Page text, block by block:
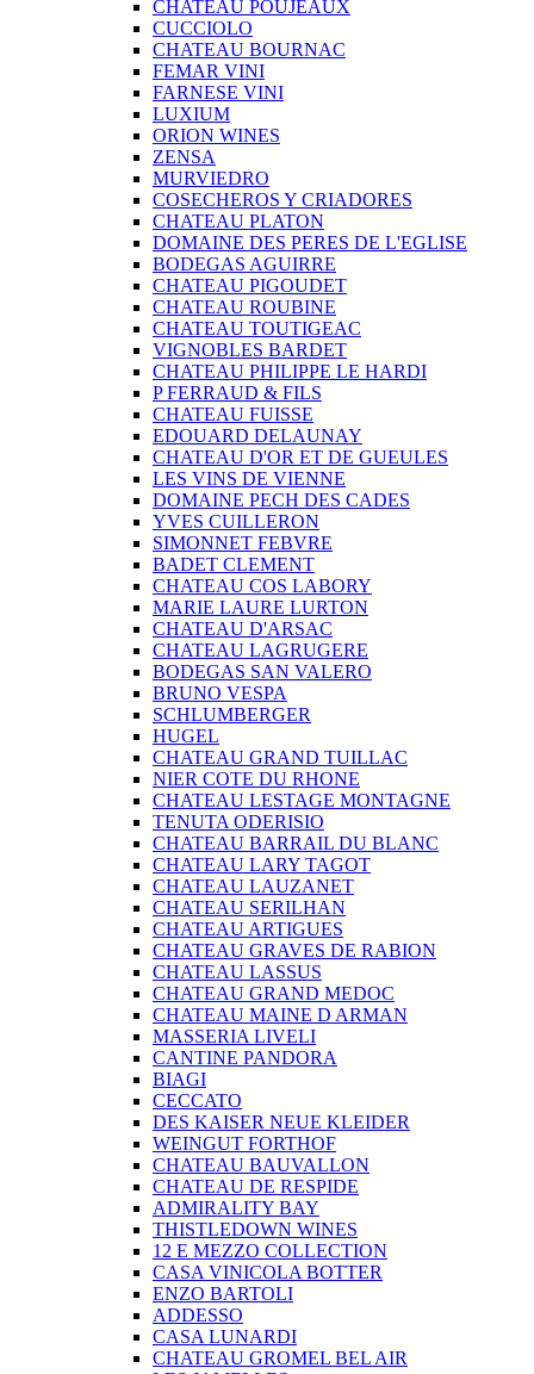
CHATEAU POUJEAUX
CUCCIOLO
CHATEAU BOURNAC
FEMAR VINI
FARNESE VINI
LUXIUM
ORION WINES
ZENSA
MURVIEDRO
COSECHEROS Y CRIADORES
CHATEAU PLATON
DOMAINE DES PERES DE L'EGLISE
BODEGAS AGUIRRE
CHATEAU PIGOUDET
CHATEAU ROUBINE
CHATEAU TOUTIGEAC
VIGNOBLES BARDET
CHATEAU PHILIPPE LE HARDI
P FERRAUD & FILS
CHATEAU FUISSE
EDOUARD DELAUNAY
CHATEAU D'OR ET DE GUEULES
LES VINS DE VIENNE
DOMAINE PECH DES CADES
YVES CUILLERON
SIMONNET FEBVRE
BADET CLEMENT
CHATEAU COS LABORY
MARIE LAURE LURTON
CHATEAU D'ARSAC
CHATEAU LAGRUGERE
BODEGAS SAN VALERO
BRUNO VESPA
SCHLUMBERGER
HUGEL
CHATEAU GRAND TUILLAC
NIER COTE DU RHONE
CHATEAU LESTAGE MONTAGNE
TENUTA ODERISIO
CHATEAU BARRAIL DU BLANC
CHATEAU LARY TAGOT
CHATEAU LAUZANET
CHATEAU SERILHAN
CHATEAU ARTIGUES
CHATEAU GRAVES DE RABION
CHATEAU LASSUS
CHATEAU GRAND MEDOC
CHATEAU MAINE D ARMAN
MASSERIA LIVELI
CANTINE PANDORA
BIAGI
CECCATO
DES KAISER NEUE KLEIDER
WEINGUT FORTHOF
CHATEAU BAUVALLON
CHATEAU DE RESPIDE
ADMIRALITY BAY
THISTLEDOWN WINES
12 E MEZZO COLLECTION
CASA VINICOLA BOTTER
ENZO BARTOLI
ADDESSO
CASA LUNARDI
CHATEAU GROMEL BEL AIR